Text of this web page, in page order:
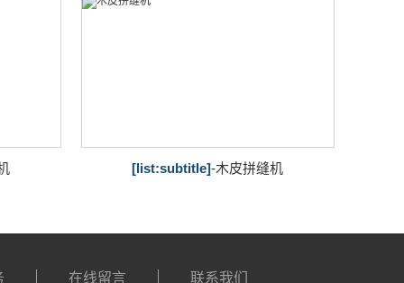
[list:subtitle]-木皮拼缝机
在线留言 联系我们